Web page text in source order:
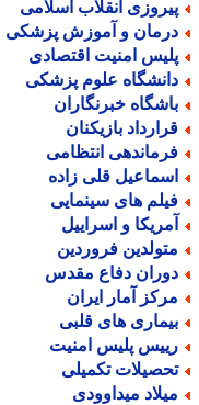
انقلاب اسلامی
و آموزش پزشکی
امنیت اقتصادی
علوم پزشکی
خبرنگاران
بازیکنان
انتظامی
قلی زاده
های سینمایی
و اسراییل
فروردین
دفاع مقدس
آمار ایران
های قلبی
پلیس امنیت
تکمیلی
میداوودی